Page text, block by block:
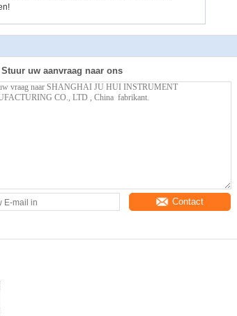
Stuur uw aanvraag naar ons
Contact